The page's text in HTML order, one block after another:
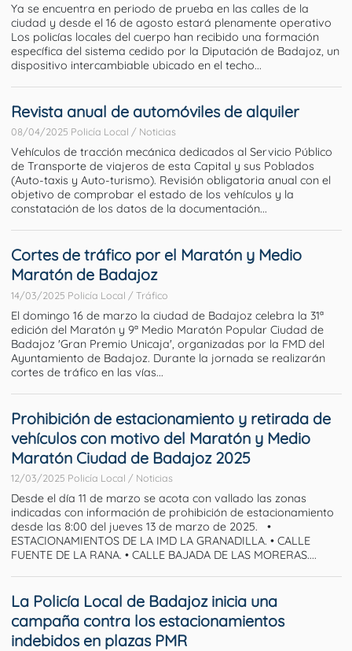
Ya se encuentra en periodo de prueba en las calles de la
ciudad y desde el 16 de agosto estará plenamente operativo
Los policías locales del cuerpo han recibido una formación
específica del sistema cedido por la Diputación de Badajoz, un
dispositivo intercambiable ubicado en el techo...
Revista anual de automóviles de alquiler
08/04/2025 Policía Local / Noticias
Vehículos de tracción mecánica dedicados al Servicio Público
de Transporte de viajeros de esta Capital y sus Poblados
(Auto-taxis y Auto-turismo). Revisión obligatoria anual con el
objetivo de comprobar el estado de los vehículos y la
constatación de los datos de la documentación...
Cortes de tráfico por el Maratón y Medio
Maratón de Badajoz
14/03/2025 Policía Local / Tráfico
El domingo 16 de marzo la ciudad de Badajoz celebra la 31ª
edición del Maratón y 9ª Medio Maratón Popular Ciudad de
Badajoz 'Gran Premio Unicaja', organizadas por la FMD del
Ayuntamiento de Badajoz. Durante la jornada se realizarán
cortes de tráfico en las vías...
Prohibición de estacionamiento y retirada de
vehículos con motivo del Maratón y Medio
Maratón Ciudad de Badajoz 2025
12/03/2025 Policía Local / Noticias
Desde el día 11 de marzo se acota con vallado las zonas
indicadas con información de prohibición de estacionamiento
desde las 8:00 del jueves 13 de marzo de 2025. •
ESTACIONAMIENTOS DE LA IMD LA GRANADILLA. • CALLE
FUENTE DE LA RANA. • CALLE BAJADA DE LAS MORERAS....
La Policía Local de Badajoz inicia una
campaña contra los estacionamientos
indebidos en plazas PMR